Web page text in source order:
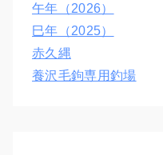
午年（2026）
巳年（2025）
赤久縄
養沢毛鉤専用釣場